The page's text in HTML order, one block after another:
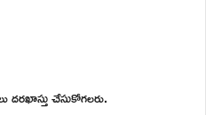
దరఖాస్తు చేసుకోగలరు.